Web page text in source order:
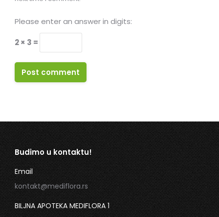
Please enter an answer in digits:
2 × 3 =
Post comment
Budimo u kontaktu!
Email
kontakt@mediflora.rs
BILJNA APOTEKA MEDIFLORA 1